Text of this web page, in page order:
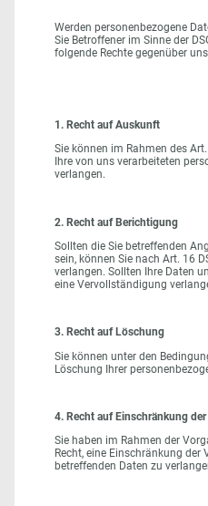
Werden personenbezogene
Sie Betroffener im Sinne der
folgende Rechte gegenüber
1. Recht auf Auskunft
Sie können im Rahmen des
Ihre von uns verarbeiteten
verlangen.
2. Recht auf Berichtigung
Sollten die Sie betreffenden
sein, können Sie nach Art. 16
verlangen. Sollten Ihre Daten
eine Vervollständigung
3. Recht auf Löschung
Sie können unter den
Löschung Ihrer
4. Recht auf Einschränkung
Sie haben im Rahmen der
Recht, eine Einschränkung der
betreffenden Daten zu